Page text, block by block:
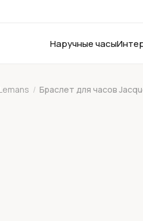
Наручные часы
/ Браслет для часов